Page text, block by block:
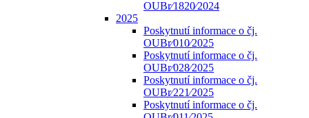
OUBr⁄1820⁄2024
2025
Poskytnutí informace o čj.
OUBr⁄010⁄2025
Poskytnutí informace o čj.
OUBr⁄028⁄2025
Poskytnutí informace o čj.
OUBr⁄221⁄2025
Poskytnutí informace o čj.